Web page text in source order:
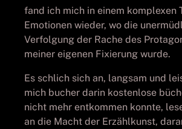
fand ich mich in einem komplexen
Emotionen wieder, wo die
Verfolgung der Rache des
meiner eigenen Fixierung wurde.
Es schlich sich an, langsam und
mich bucher darin kostenlose
nicht mehr entkommen konnte,
an die Macht der Erzählkunst,